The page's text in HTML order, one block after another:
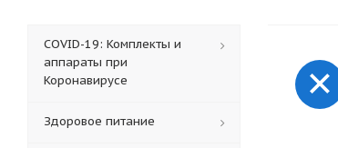
COVID-19: Комплекты и
аппараты при
Коронавирусе
Здоровое питание